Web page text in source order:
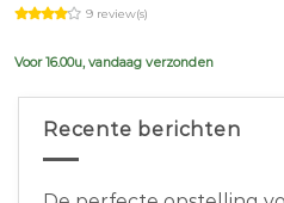
was:
is:
9 review(s)
Voor 16.00u, vandaag verzonden
Recente berichten